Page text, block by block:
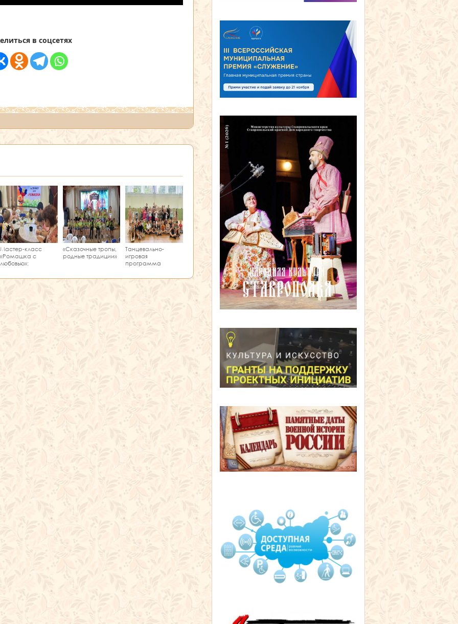
в соцсетях
Мастер‑класс
«Ромашка с
любовью»:
краеведение в
одном занятии!
«Сказочные тропы,
родные традиции»
Танцевально-
игровая
программа